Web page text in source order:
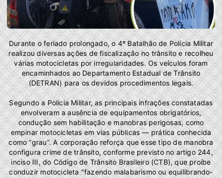
Durante o feriado prolongado, o 4º Batalhão de Polícia Militar
realizou diversas ações de fiscalização no trânsito e recolheu
várias motocicletas por irregularidades. Os veículos foram
encaminhados ao Departamento Estadual de Trânsito
(DETRAN) para os devidos procedimentos legais.
Segundo a Polícia Militar, as principais infrações constatadas
envolveram a ausência de equipamentos obrigatórios,
condução sem habilitação e manobras perigosas, como
empinar motocicletas em vias públicas — prática conhecida
como “grau”. A corporação reforça que esse tipo de manobra
configura crime de trânsito, conforme previsto no artigo 244,
inciso III, do Código de Trânsito Brasileiro (CTB), que proíbe
conduzir motocicleta "fazendo malabarismo ou equilibrando-